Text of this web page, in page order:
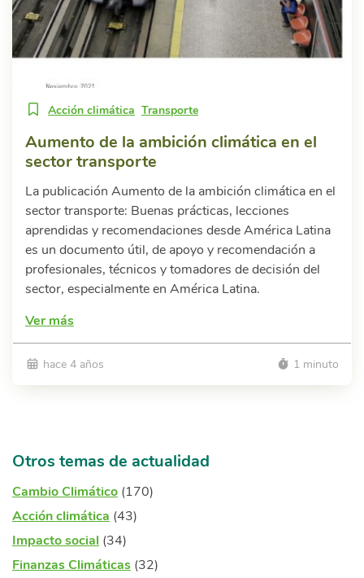
Acción climática Transporte
Aumento de la ambición climática en el
sector transporte
La publicación Aumento de la ambición climática en el
sector transporte: Buenas prácticas, lecciones
aprendidas y recomendaciones desde América Latina
es un documento útil, de apoyo y recomendación a
profesionales, técnicos y tomadores de decisión del
sector, especialmente en América Latina.
Ver más
hace 4 años 1 minuto
Otros temas de actualidad
Cambio Climático (170)
Acción climática (43)
Impacto social (34)
Finanzas Climáticas (32)